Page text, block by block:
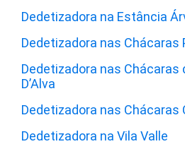
Dedetizadora na Estância
Dedetizadora nas Chácaras
Dedetizadora nas Chácaras
D’Alva
Dedetizadora nas Chácaras
Dedetizadora na Vila Valle